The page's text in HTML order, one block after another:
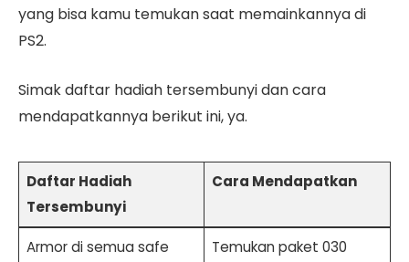
yang bisa kamu temukan saat memainkannya di
PS2.
Simak daftar hadiah tersembunyi dan cara
mendapatkannya berikut ini, ya.
Daftar Hadiah
Tersembunyi
Cara Mendapatkan
Armor di semua safe
Temukan paket 030